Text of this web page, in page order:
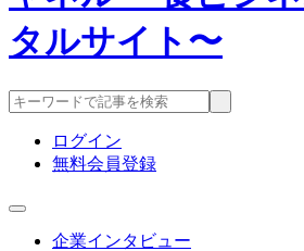
ログイン
無料会員登録
企業インタビュー